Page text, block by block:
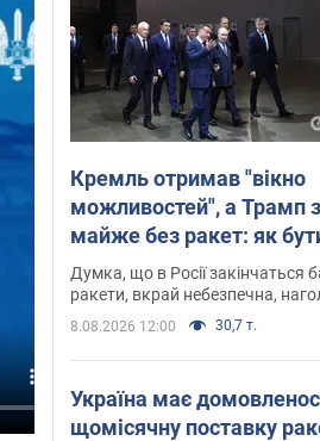
Кремль отримав "вікно
можливостей", а Трамп
майже без ракет: як
Інтерв’ю з Мельником
Думка, що в Росії закінчаться
ракети, вкрай небезпечна,
8.08.2026 12:00 30,7 т.
Україна має
щомісячну поставку